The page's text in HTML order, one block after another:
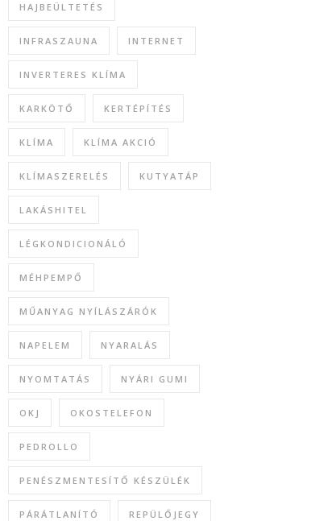
HAJBEÜLTETÉS
INFRASZAUNA INTERNET
INVERTERES KLÍMA
KARKÖTŐ KERTÉPÍTÉS
KLÍMA KLÍMA AKCIÓ
KLÍMASZERELÉS KUTYATÁP
LAKÁSHITEL
LÉGKONDICIONÁLÓ
MÉHPEMPŐ
MŰANYAG NYÍLÁSZÁRÓK
NAPELEM NYARALÁS
NYOMTATÁS NYÁRI GUMI
OKJ OKOSTELEFON
PEDROLLO
PENÉSZMENTESÍTŐ KÉSZÜLÉK
PÁRÁTLANÍTÓ REPÜLŐJEGY